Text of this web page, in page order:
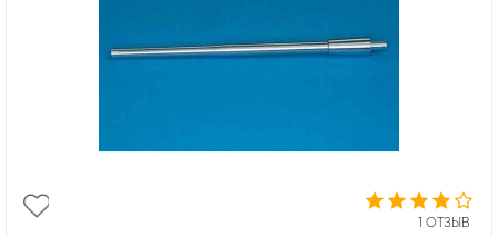
1 ОТЗЫВ